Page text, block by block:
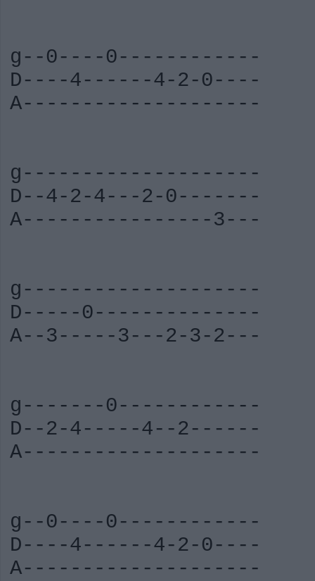
g--0----0------------
D----4------4-2-0----
A--------------------
g--------------------
D--4-2-4---2-0-------
A----------------3---
g--------------------
D-----0--------------
A--3-----3---2-3-2---
g-------0------------
D--2-4-----4--2------
A--------------------
g--0----0------------
D----4------4-2-0----
A--------------------